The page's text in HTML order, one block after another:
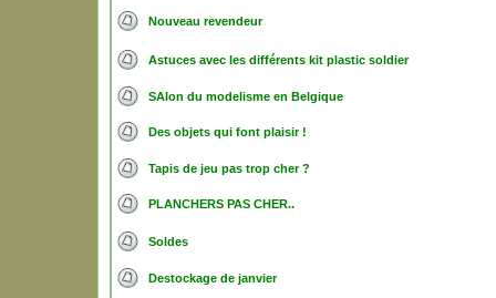
Nouveau revendeur
Astuces avec les différents kit plastic soldier
SAlon du modelisme en Belgique
Des objets qui font plaisir !
Tapis de jeu pas trop cher ?
PLANCHERS PAS CHER..
Soldes
Destockage de janvier